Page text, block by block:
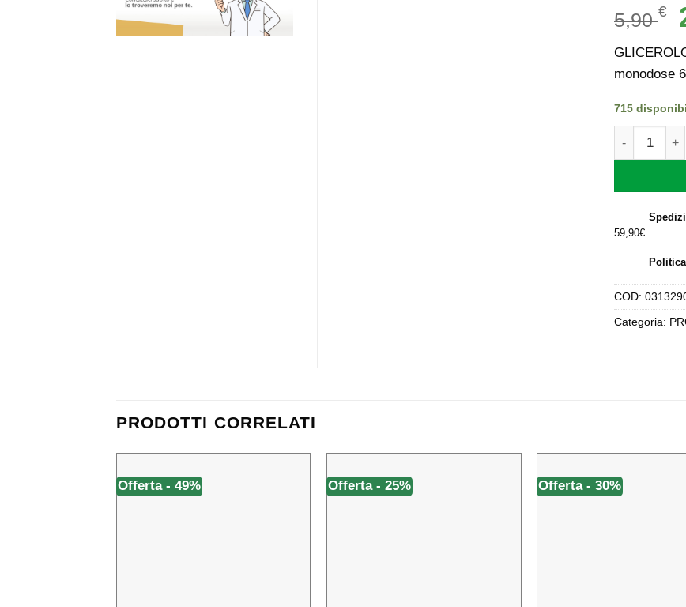
5,90€
monodose
715
59,90€
COD:
Categoria:
PRODOTTI CORRELATI
Offerta - 49% Offerta - 25% Offerta - 30%